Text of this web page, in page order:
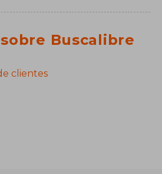
Buscalibre
clientes